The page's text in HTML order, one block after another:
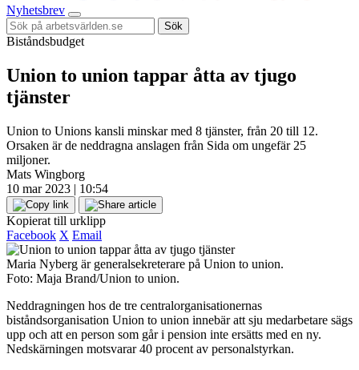
Nyhetsbrev
Sök
Biståndsbudget
Union to union tappar åtta av tjugo
tjänster
Union to Unions kansli minskar med 8 tjänster, från 20 till 12.
Orsaken är de neddragna anslagen från Sida om ungefär 25
miljoner.
Mats Wingborg
10 mar 2023 | 10:54
Kopierat till urklipp
Facebook X Email
Maria Nyberg är generalsekreterare på Union to union.
Foto: Maja Brand/Union to union.
Neddragningen hos de tre centralorganisationernas
biståndsorganisation Union to union innebär att sju medarbetare sägs
upp och att en person som går i pension inte ersätts med en ny.
Nedskärningen motsvarar 40 procent av personalstyrkan.